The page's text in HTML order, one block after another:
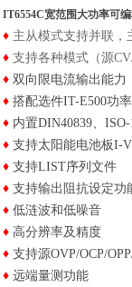
IT6554C宽范围大功率可
♦ 主从模式支持并联，
♦ 支持各种模式（源
♦ 双向限电流输出能
♦ 搭配选件IT-E500功
♦ 内置DIN40839、
♦ 支持太阳能电池板I-
♦ 支持LIST序列文件
♦ 支持输出阻抗设定功
♦ 低涟波和低噪音
♦ 高分辨率及精度
♦ 支持源OVP/OCP/
♦ 远端量测功能